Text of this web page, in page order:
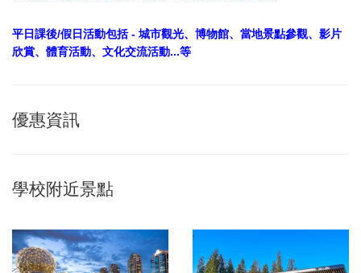
平日課後/假日活動包括 - 城市觀光、博物館、當地景點參觀、影片
欣賞、體育活動、文化交流活動...等
優惠資訊
學校附近景點